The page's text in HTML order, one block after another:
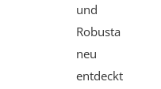
und
Robusta
neu
entdeckt